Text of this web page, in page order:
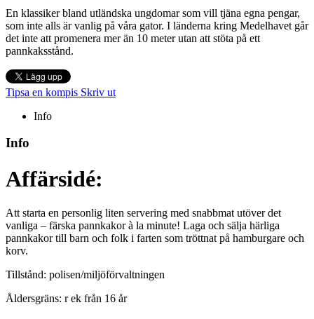
En klassiker bland utländska ungdomar som vill tjäna egna pengar,
som inte alls är vanlig på våra gator. I länderna kring Medelhavet går
det inte att promenera mer än 10 meter utan att stöta på ett
pannkaksstånd.
Tipsa en kompis Skriv ut
Info
Info
Affärsidé:
Att starta en personlig liten servering med snabbmat utöver det
vanliga – färska pannkakor à la minute! Laga och sälja härliga
pannkakor till barn och folk i farten som tröttnat på hamburgare och
korv.
Tillstånd: polisen/miljöförvaltningen
Åldersgräns: r ek från 16 år